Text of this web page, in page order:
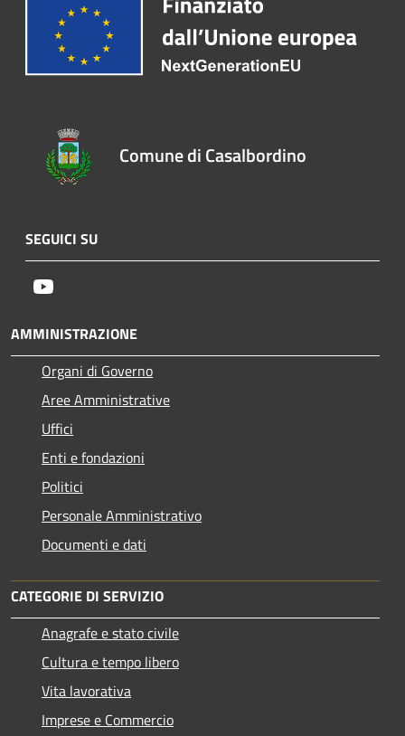
Comune di Casalbordino
SEGUICI SU
AMMINISTRAZIONE
Organi di Governo
Aree Amministrative
Uffici
Enti e fondazioni
Politici
Personale Amministrativo
Documenti e dati
CATEGORIE DI SERVIZIO
Anagrafe e stato civile
Cultura e tempo libero
Vita lavorativa
Imprese e Commercio